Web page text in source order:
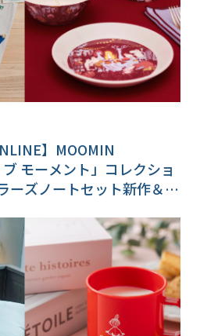
】MOOMIN
モーメント」コレクショ
ーズノートセット新作＆福